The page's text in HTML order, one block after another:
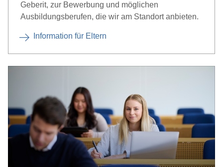
Geberit, zur Bewerbung und möglichen
Ausbildungsberufen, die wir am Standort anbieten.
Information für Eltern